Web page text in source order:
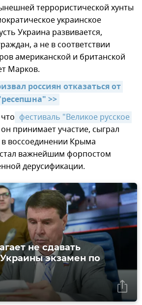
террористической хунты
украинское
Украина развивается,
а не в соответствии
американской и британской
Марков.
россиян отказаться от
>>
фестиваль "Великое русское
принимает участие, сыграл
воссоединении Крыма
стал важнейшим форпостом
дерусификации.
не сдавать
экзамен по